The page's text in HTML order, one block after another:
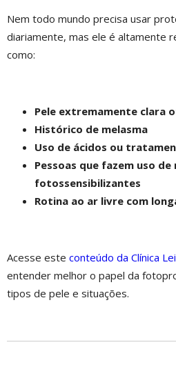
Nem todo mundo precisa usar
diariamente, mas ele é altamente
como:
Pele extremamente clara
Histórico de melasma
Uso de ácidos ou
Pessoas que fazem uso
fotossensibilizantes
Rotina ao ar livre com
Acesse este conteúdo da Clínica
entender melhor o papel da
tipos de pele e situações.